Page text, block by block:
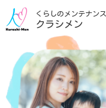
くらしのメンテナンス
クラシメン